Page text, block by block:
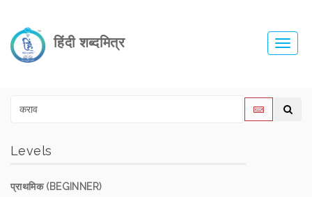
हिंदी शब्दमित्र
Levels
प्राथमिक (BEGINNER)